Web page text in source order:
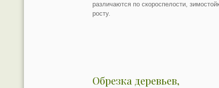
различаются по скороспелости,
росту.
Обрезка деревьев,